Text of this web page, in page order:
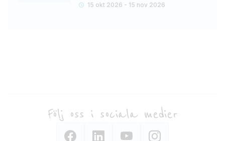
15 okt 2026 - 15 nov 2026
Följ oss i sociala medier